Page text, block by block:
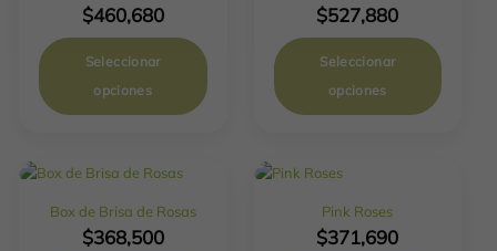
$460,680
Seleccionar
opciones
$527,880
Seleccionar
opciones
Box de Brisa de Rosas
$368,500
Pink Roses
$371,690